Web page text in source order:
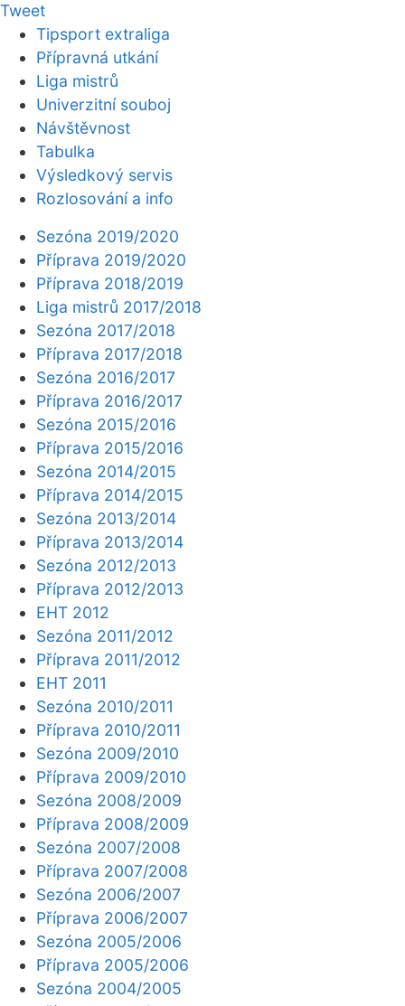
Tweet
Tipsport extraliga
Přípravná utkání
Liga mistrů
Univerzitní souboj
Návštěvnost
Tabulka
Výsledkový servis
Rozlosování a info
Sezóna 2019/2020
Příprava 2019/2020
Příprava 2018/2019
Liga mistrů 2017/2018
Sezóna 2017/2018
Příprava 2017/2018
Sezóna 2016/2017
Příprava 2016/2017
Sezóna 2015/2016
Příprava 2015/2016
Sezóna 2014/2015
Příprava 2014/2015
Sezóna 2013/2014
Příprava 2013/2014
Sezóna 2012/2013
Příprava 2012/2013
EHT 2012
Sezóna 2011/2012
Příprava 2011/2012
EHT 2011
Sezóna 2010/2011
Příprava 2010/2011
Sezóna 2009/2010
Příprava 2009/2010
Sezóna 2008/2009
Příprava 2008/2009
Sezóna 2007/2008
Příprava 2007/2008
Sezóna 2006/2007
Příprava 2006/2007
Sezóna 2005/2006
Příprava 2005/2006
Sezóna 2004/2005